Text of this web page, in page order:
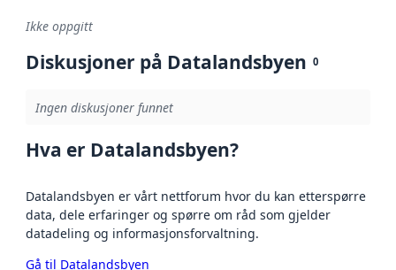
Ikke oppgitt
Diskusjoner på Datalandsbyen 0
Ingen diskusjoner funnet
Hva er Datalandsbyen?
Datalandsbyen er vårt nettforum hvor du kan etterspørre
data, dele erfaringer og spørre om råd som gjelder
datadeling og informasjonsforvaltning.
Gå til Datalandsbyen